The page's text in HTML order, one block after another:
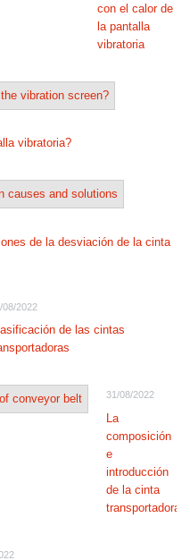
con el calor de
la pantalla
vibratoria
vibratoria?
de la desviación de la cinta
08/2022
de las cintas
31/08/2022
La
composición
e
introducción
de la cinta
transportadora